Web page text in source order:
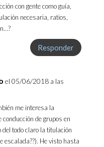
con gente como guía,
necesaria, ratios,
Responder
el 05/06/2018 a las
me interesa la
de grupos en
del todo claro la titulación
escalada??). He visto hasta